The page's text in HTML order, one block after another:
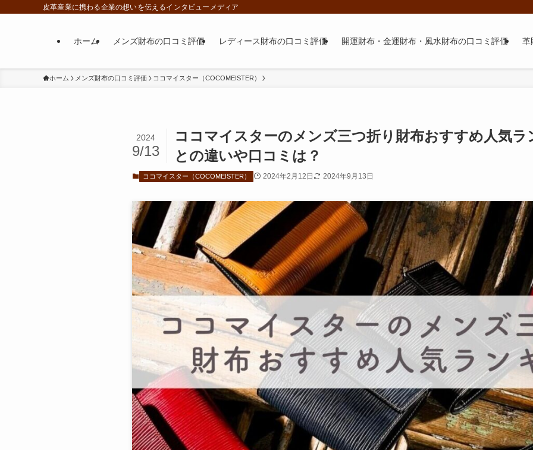
皮革産業に携わる企業の想いを伝えるインタビューメディア
ホーム メンズ財布の口コミ評価 レディース財布の口コミ評価 開運財布・金運財布・風水財布の口コミ評価 革
ホーム メンズ財布の口コミ評価 ココマイスター（COCOMEISTER）
ココマイスターのメンズ三つ折り財布おすすめ人気
との違いや口コミは？
2024
9/13
ココマイスター（COCOMEISTER） 2024年2月12日 2024年9月13日